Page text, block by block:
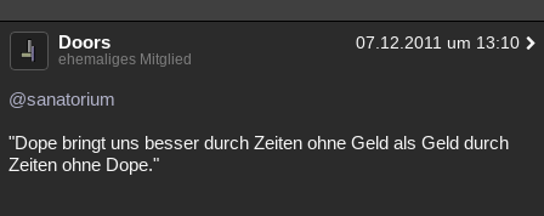
Doors 07.12.2011 um 13:10
ehemaliges Mitglied
@sanatorium
"Dope bringt uns besser durch Zeiten ohne Geld als Geld durch
Zeiten ohne Dope."